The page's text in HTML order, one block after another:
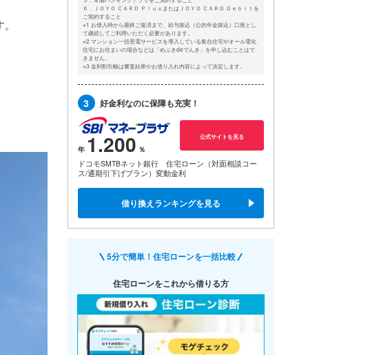
６．ＪＯＹＯ ＣＡＲＤ ＰｌｕｓまたはＪＯＹＯ ＣＡＲＤ Ｄｅｂｉｔを
ご契約すること
※1 お借入時から最終ご返済まで、給与振込（公的年金振込）口座とし
て継続してご利用いただく必要があります。
※2 マンション一括受電サービスを導入している集合住宅やオール電化
住宅にお住まいの場合などは「めぶきdeでんき」を申し込むことはで
きません。
※3 金利割引幅は審査結果やお借り入れ内容によって決定します。
3 好金利なのに保障も充実！
1.200 公式サイトを見る
ドコモSMTBネット銀行 住宅ローン（対面相談コー
ス/通期引下げプラン）変動金利
借り換えランキングを見る
5分で簡単！住宅ローンを一括比較
住宅ローンをこれから借りる方